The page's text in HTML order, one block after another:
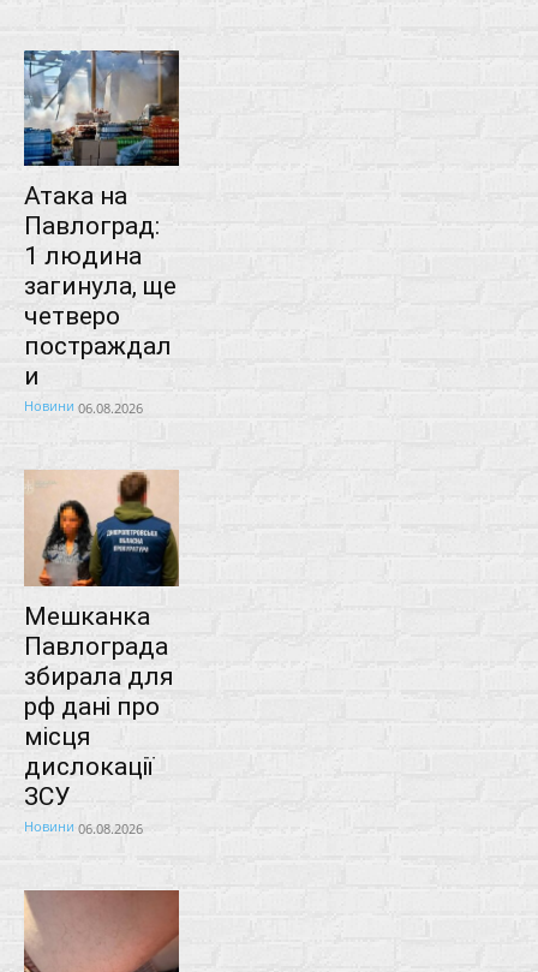
Атака на
Павлоград:
1 людина
загинула, ще
четверо
постраждал
и
Новини 06.08.2026
Мешканка
Павлограда
збирала для
рф дані про
місця
дислокації
ЗСУ
Новини 06.08.2026